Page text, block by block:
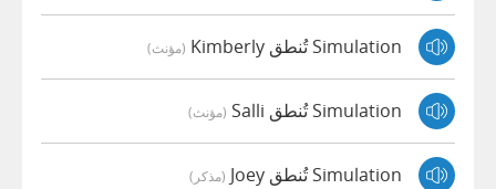
Simulation تُنطق Kimberly (مؤنث)
Simulation تُنطق Salli (مؤنث)
Simulation تُنطق Joey (مذكر)